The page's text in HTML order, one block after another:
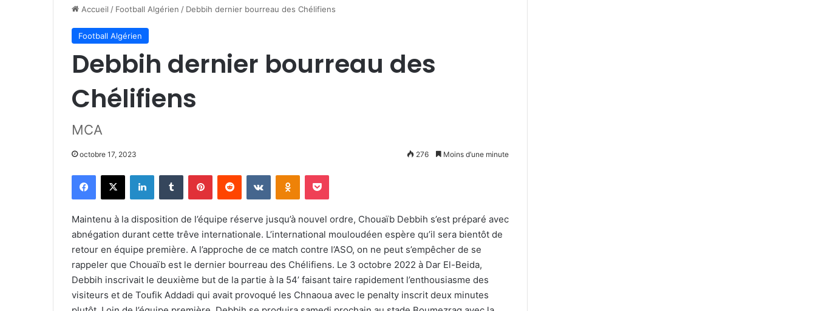
Accueil / Football Algérien / Debbih dernier bourreau des Chélifiens
Football Algérien
Debbih dernier bourreau des
Chélifiens
MCA
octobre 17, 2023 276 Moins d’une minute
Facebook
X LinkedinTumblr PinterestReddit VKontakteOdnoklassniki
Pocket
Maintenu à la disposition de l’équipe réserve jusqu’à nouvel ordre, Chouaïb Debbih s’est préparé avec
abnégation durant cette trêve internationale. L’international mouloudéen espère qu’il sera bientôt de
retour en équipe première. A l’approche de ce match contre l’ASO, on ne peut s’empêcher de se
rappeler que Chouaïb est le dernier bourreau des Chélifiens. Le 3 octobre 2022 à Dar El-Beida,
Debbih inscrivait le deuxième but de la partie à la 54’ faisant taire rapidement l’enthousiasme des
visiteurs et de Toufik Addadi qui avait provoqué les Chnaoua avec le penalty inscrit deux minutes